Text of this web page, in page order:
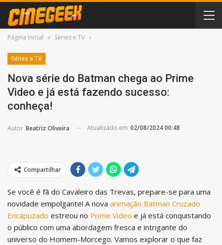
Página Inicial Séries e TV
Séries e TV
Nova série do Batman chega ao Prime
Video e já está fazendo sucesso:
conheça!
Autor Beatriz Oliveira Atualizado em 02/08/2024 00:48
Compartilhar
Se você é fã do Cavaleiro das Trevas, prepare-se para uma
novidade empolgante! A nova animação Batman Cruzado
Encapuzado estreou no Prime Video e já está conquistando
o público com uma abordagem fresca e intrigante do
universo do Homem-Morcego. Vamos explorar o que faz